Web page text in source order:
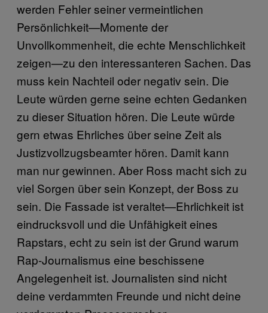
werden Fehler seiner vermeintlichen
Persönlichkeit—Momente der
Unvollkommenheit, die echte Menschlichkeit
zeigen—zu den interessanteren Sachen. Das
muss kein Nachteil oder negativ sein. Die
Leute würden gerne seine echten Gedanken
zu dieser Situation hören. Die Leute würde
gern etwas Ehrliches über seine Zeit als
Justizvollzugsbeamter hören. Damit kann
man nur gewinnen. Aber Ross macht sich zu
viel Sorgen über sein Konzept, der Boss zu
sein. Die Fassade ist veraltet—Ehrlichkeit ist
eindrucksvoll und die Unfähigkeit eines
Rapstars, echt zu sein ist der Grund warum
Rap-Journalismus eine beschissene
Angelegenheit ist. Journalisten sind nicht
deine verdammten Freunde und nicht deine